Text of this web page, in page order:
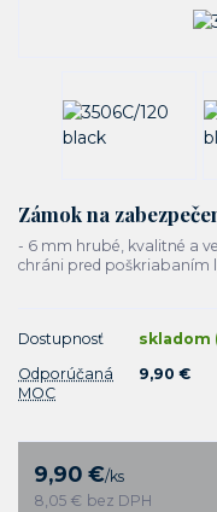
Zámok na
- 6 mm hrubé, kvalitné a
chráni pred poškriabaním
Dostupnosť
skladom
Odporúčaná
MOC
9,90 €
9,90 €/ks
8,05 € bez DPH